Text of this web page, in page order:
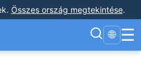
. Összes ország megtekintése.
🌐 ☰